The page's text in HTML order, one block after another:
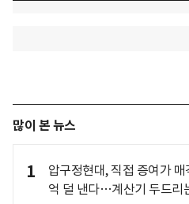
많이 본 뉴스
1
압구정현대, 직접 증여가
억 덜 낸다…계산기 두드리